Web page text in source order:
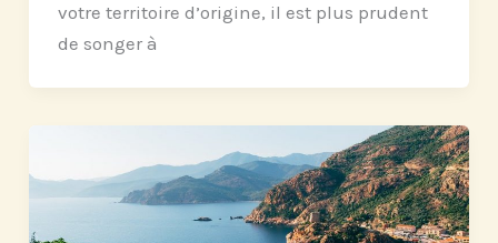
votre territoire d’origine, il est plus prudent
de songer à